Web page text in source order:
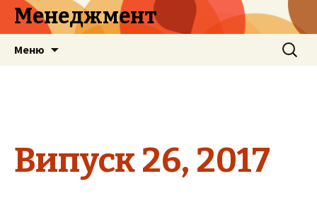
Менеджмент
Меню Найти:
Випуск 26, 2017